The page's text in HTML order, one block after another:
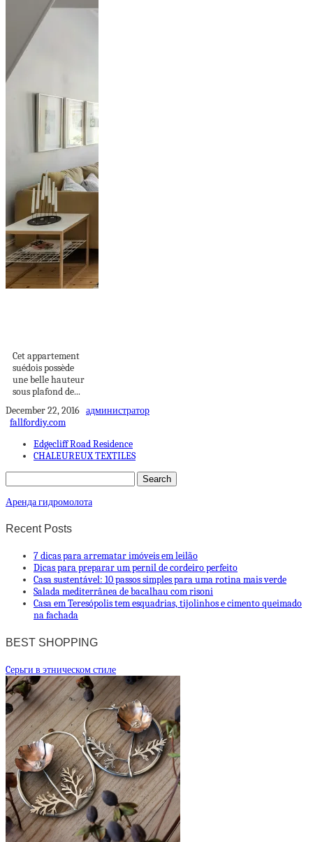
Cet appartement
suédois possède
une belle hauteur
sous plafond de...
December 22, 2016 администратор
fallfordiy.com
Edgecliff Road Residence
CHALEUREUX TEXTILES
Аренда гидромолота
Recent Posts
7 dicas para arrematar imóveis em leilão
Dicas para preparar um pernil de cordeiro perfeito
Casa sustentável: 10 passos simples para uma rotina mais verde
Salada mediterrânea de bacalhau com risoni
Casa em Teresópolis tem esquadrias, tijolinhos e cimento queimado
na fachada
BEST SHOPPING
Cерьги в этническом стиле